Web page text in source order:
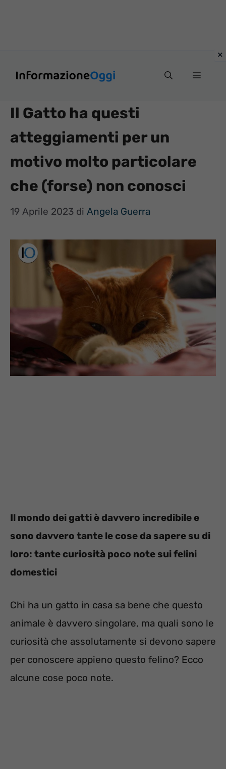
Menu
Il Gatto ha questi
atteggiamenti per un
motivo molto particolare
che (forse) non conosci
19 Aprile 2023 di Angela Guerra
Il mondo dei gatti è davvero incredibile e
sono davvero tante le cose da sapere su di
loro: tante curiosità poco note sui felini
domestici
Chi ha un gatto in casa sa bene che questo
animale è davvero singolare, ma quali sono le
curiosità che assolutamente si devono sapere
per conoscere appieno questo felino? Ecco
alcune cose poco note.